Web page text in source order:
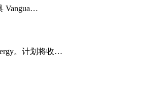
Vangua…
。计划将收…